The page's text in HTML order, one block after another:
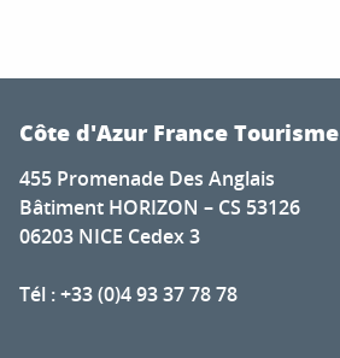
Côte d'Azur France Tourisme
455 Promenade Des Anglais
Bâtiment HORIZON – CS 53126
06203 NICE Cedex 3
Tél : +33 (0)4 93 37 78 78